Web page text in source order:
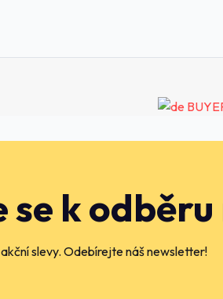
se k
slevy. Odebírejte náš newsletter!